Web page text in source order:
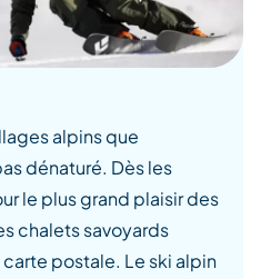
alpins que
dénaturé. Dès les
le plus grand plaisir des
chalets savoyards
postale. Le ski alpin